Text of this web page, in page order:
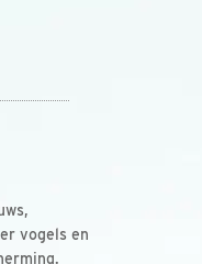
vogels en